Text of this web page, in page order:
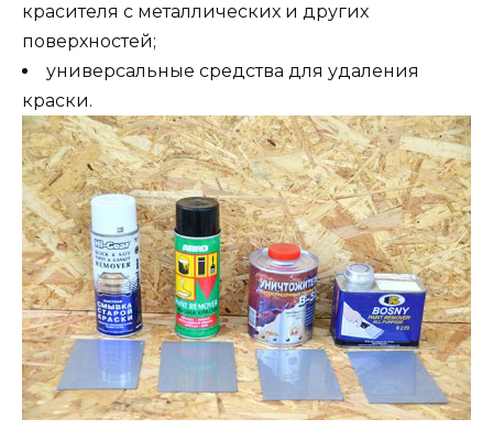
красителя с металлических и других
поверхностей;
универсальные средства для удаления
краски.